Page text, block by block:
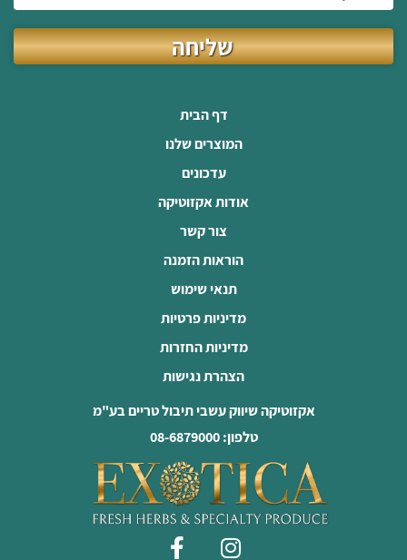
שליחה
דף הבית
המוצרים שלנו
עדכונים
אודות אקזוטיקה
צור קשר
הוראות הזמנה
תנאי שימוש
מדיניות פרטיות
מדיניות החזרות
הצהרת נגישות
אקזוטיקה שיווק עשבי תיבול טריים בע"מ
טלפון: 08-6879000